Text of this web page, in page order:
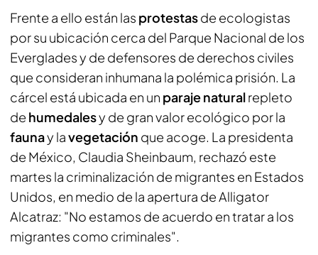
Frente a ello están las protestasde ecologistas
por su ubicación cerca del Parque Nacional de los
Everglades y de defensores de derechos civiles
que consideran inhumana la polémica prisión. La
cárcel está ubicada en un paraje naturalrepleto
de humedalesy de gran valor ecológico por la
faunay lavegetación que acoge. La presidenta
de México, Claudia Sheinbaum, rechazó este
martes la criminalización de migrantes en Estados
Unidos, en medio de la apertura de Alligator
Alcatraz: "No estamos de acuerdo en tratar a los
migrantes como criminales".